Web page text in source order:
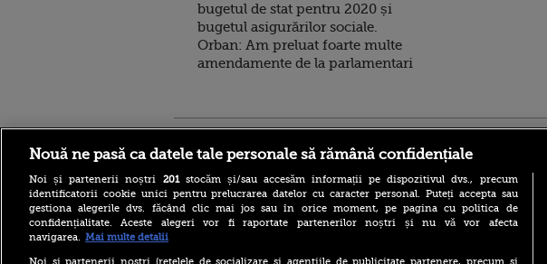
bugetul de stat pentru 2020 și
bugetul asigurărilor sociale.
Orban: Am preluat foarte multe
amendamente de la parlamentari
Nouă ne pasă ca datele tale personale să rămână confidențiale
Noi și partenerii noștri 201stocăm și/sau accesăm informații pe dispozitivul dvs., precum
identificatorii cookie unici pentru prelucrarea datelor cu caracter personal. Puteți accepta sau
gestiona alegerile dvs. făcând clic mai jos sau în orice moment, pe pagina cu politica de
confidențialitate. Aceste alegeri vor fi raportate partenerilor noștri și nu vă vor afecta
navigarea. Mai multe detalii